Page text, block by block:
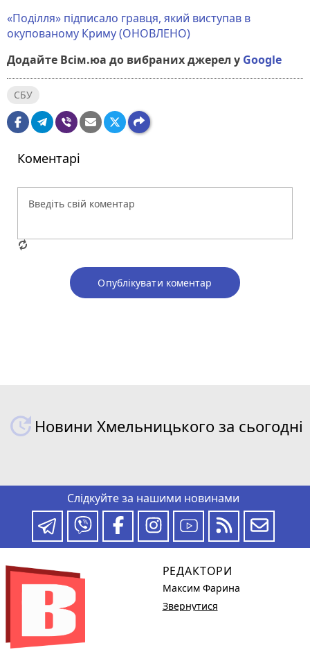
«Поділля» підписало гравця, який виступав в
окупованому Криму (ОНОВЛЕНО)
Додайте Всім.юа до вибраних джерел у Google
СБУ
Коментарі
Опублікувати коментар
Новини Хмельницького за сьогодні
Слідкуйте за нашими новинами
РЕДАКТОРИ
Максим Фарина
Звернутися